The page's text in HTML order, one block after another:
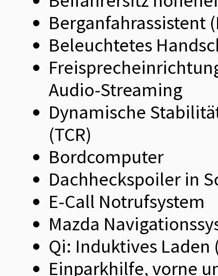
Berganfahrassistent
Beleuchtetes
Audio-Streaming
Dynamische
(TCR)
Bordcomputer
Dachheckspoiler in
E-Call Notrufsystem
Mazda
Qi: Induktives
Einparkhilfe, vorne